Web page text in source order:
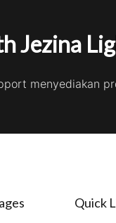
Jezina
menyediakan
Quick